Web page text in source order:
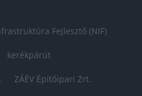
Fejlesztő (NIF)
kerékpárút
ZÁÉV Építőipari Zrt.